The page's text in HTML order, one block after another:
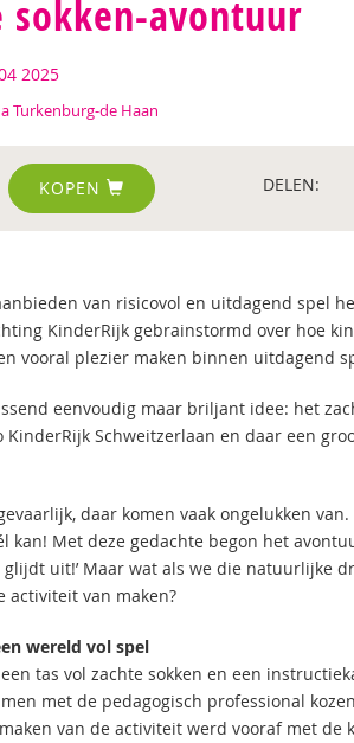
sokken-avontuur
2025
Turkenburg-de Haan
KOPEN DELEN:
van risicovol en uitdagend spel
KinderRijk gebrainstormd over hoe
vooral plezier maken binnen uitdagend
eenvoudig maar briljant idee: het
Schweitzerlaan en daar een
daar komen vaak ongelukken
kan! Met deze gedachte begon het
glijdt uit!’ Maar wat als we die
activiteit van maken?
wereld vol spel
tas vol zachte sokken en een
met de pedagogisch professional
van de activiteit werd vooraf met